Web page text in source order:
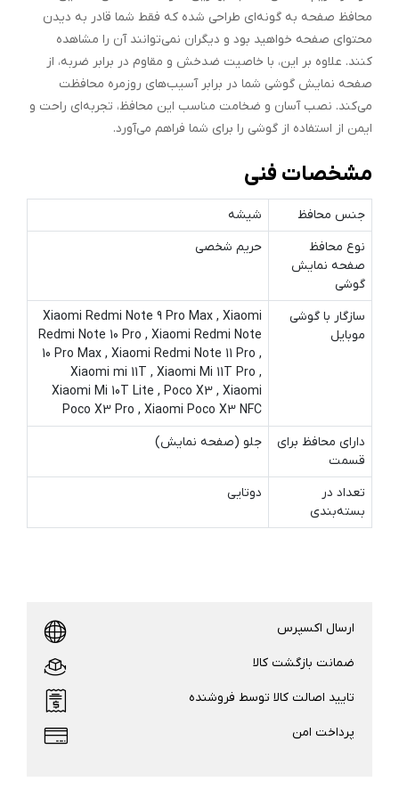
محافظ صفحه به گونه‌ای طراحی شده که فقط شما قادر به دیدن
محتوای صفحه خواهید بود و دیگران نمی‌توانند آن را مشاهده
کنند. علاوه بر این، با خاصیت ضدخش و مقاوم در برابر ضربه، از
صفحه نمایش گوشی شما در برابر آسیب‌های روزمره محافظت
می‌کند. نصب آسان و ضخامت مناسب این محافظ، تجربه‌ای راحت و
ایمن از استفاده از گوشی را برای شما فراهم می‌آورد.
مشخصات فنی
جنس محافظ
شیشه
نوع محافظ
صفحه نمایش
گوشی
حریم شخصی
سازگار با گوشی
موبایل
Xiaomi Redmi Note 9 Pro Max , Xiaomi
Redmi Note 10 Pro , Xiaomi Redmi Note
10 Pro Max , Xiaomi Redmi Note 11 Pro ,
Xiaomi mi 11T , Xiaomi Mi 11T Pro ,
Xiaomi Mi 10T Lite , Poco X3 , Xiaomi
Poco X3 Pro , Xiaomi Poco X3 NFC
دارای محافظ برای
قسمت
جلو (صفحه نمایش)
تعداد در
بسته‌بندی
دوتایی
ارسال اکسپرس
ضمانت بازگشت کالا
تایید اصالت کالا توسط فروشنده
پرداخت امن